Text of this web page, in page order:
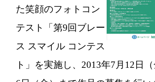
た笑顔のフォトコン
テスト「第9回ブレー
ス スマイル コンテス
ト」を実施し、2013年7月12日